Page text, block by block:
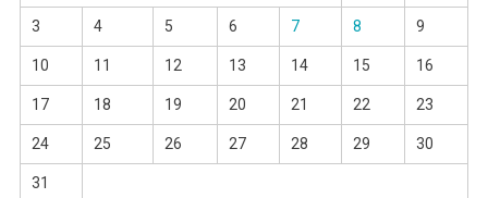
3 4 5 6 7 8 9
10 11 12 13 14 15 16
17 18 19 20 21 22 23
24 25 26 27 28 29 30
31